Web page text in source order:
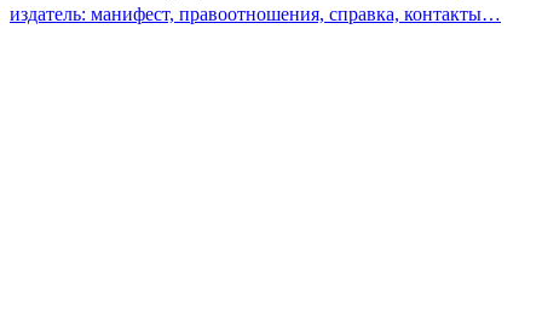
издатель: манифест, правоотношения, справка, контакты…